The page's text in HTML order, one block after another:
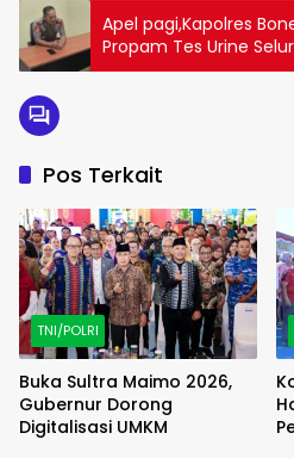
Apel pagi,Kapolres
Propam Tes Urine
Pos Terkait
TNI/POLRI
Buka Sultra Maimo 2026,
Gubernur Dorong
Digitalisasi UMKM